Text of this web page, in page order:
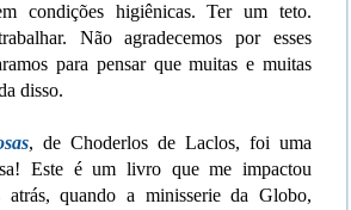
condições higiênicas. Ter um teto.
Não agradecemos por esses
para pensar que muitas e muitas
disso.
, de Choderlos de Laclos, foi uma
Este é um livro que me impactou
atrás, quando a minisserie da Globo,